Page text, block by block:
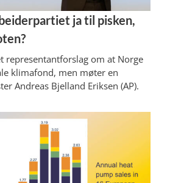
ja til pisken,
representantforslag om at Norge
klimafond, men møter en
Andreas Bjelland Eriksen (AP).